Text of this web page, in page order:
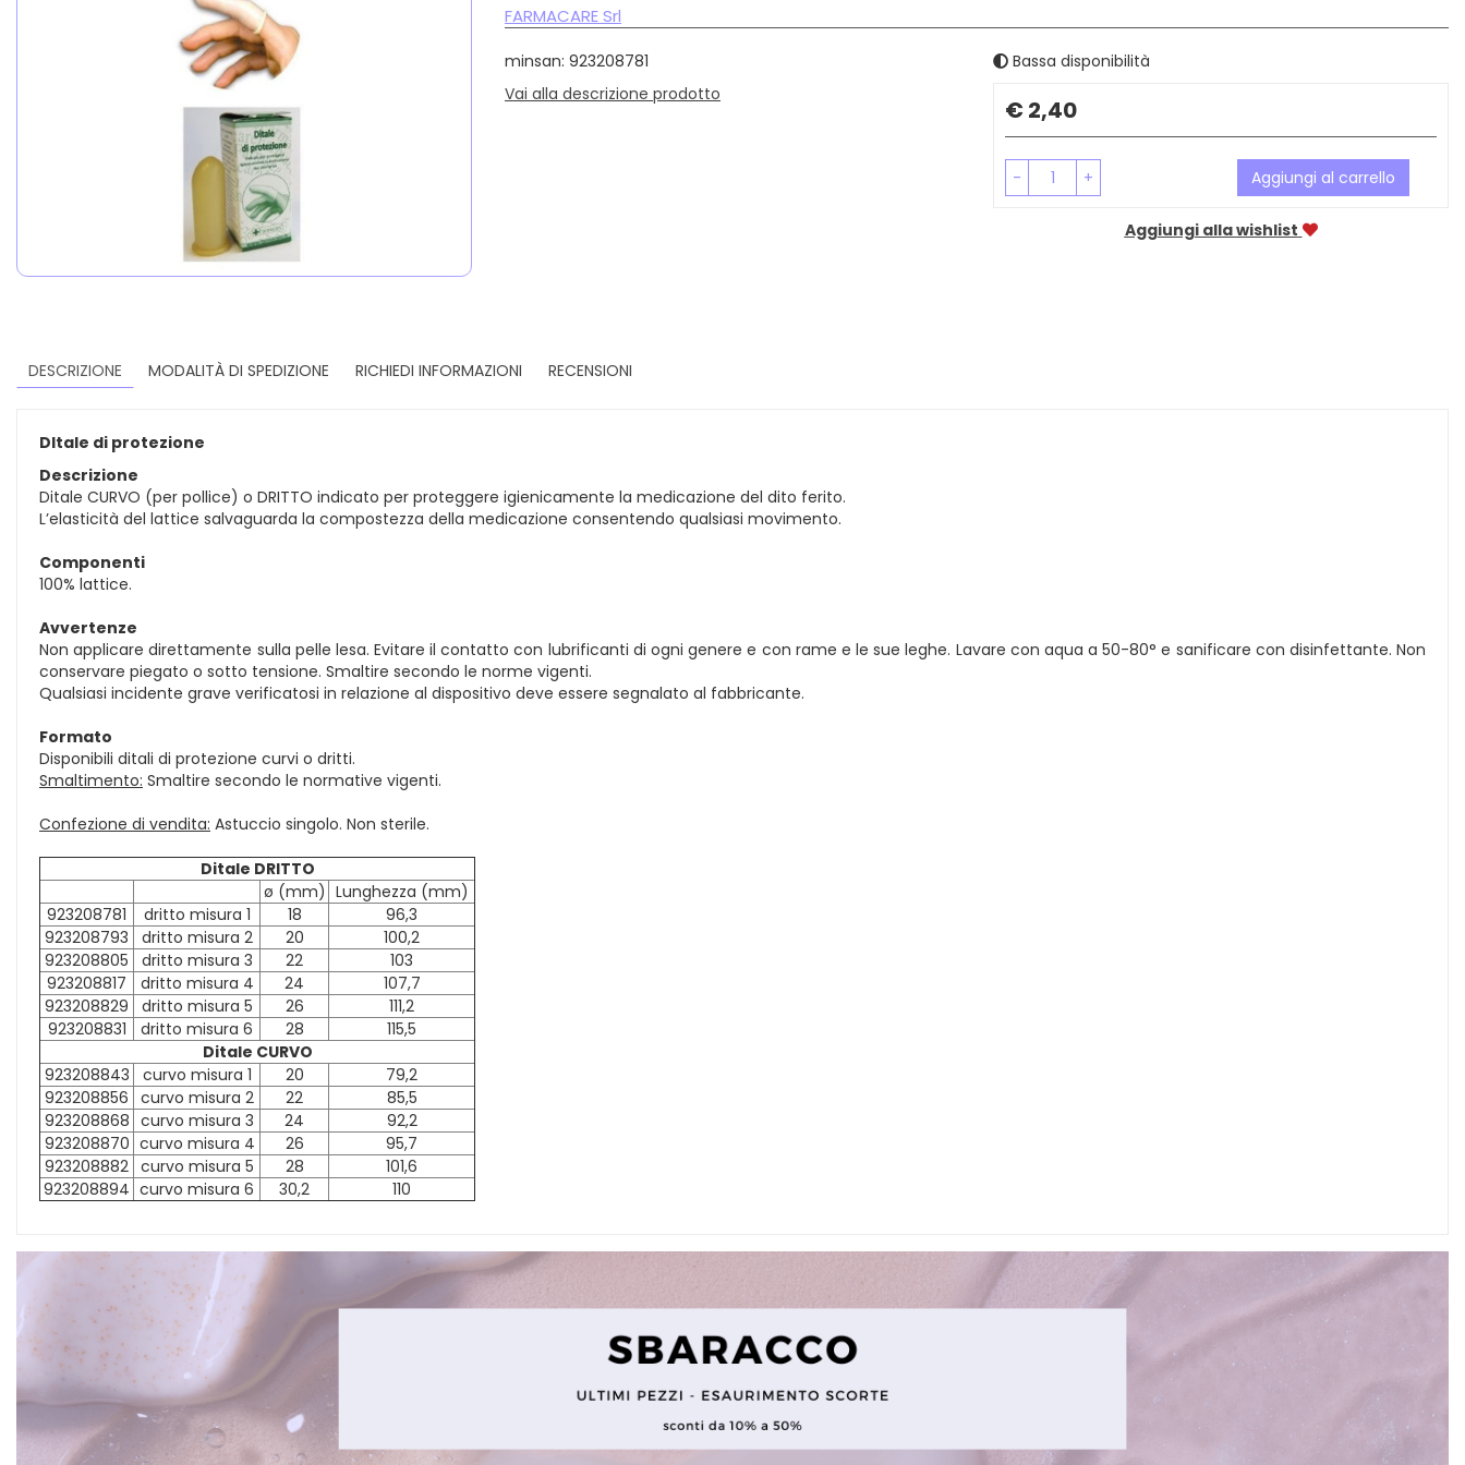
FARMACARE Srl
minsan: 923208781
Vai alla descrizione prodotto
Bassa disponibilità
Prezzo
€ 2,40
- + Aggiungi al carrello
Aggiungi alla wishlist
DESCRIZIONE MODALITÀ DI SPEDIZIONE RICHIEDI INFORMAZIONI RECENSIONI
DItale di protezione
Descrizione
Ditale CURVO (per pollice) o DRITTO indicato per proteggere igienicamente la medicazione del dito ferito.
L’elasticità del lattice salvaguarda la compostezza della medicazione consentendo qualsiasi movimento.
Componenti
100% lattice.
Avvertenze
Non applicare direttamente sulla pelle lesa. Evitare il contatto con lubrificanti di ogni genere e con rame e le sue leghe. Lavare con aqua a 50-80° e sanificare con disinfettante. Non
conservare piegato o sotto tensione. Smaltire secondo le norme vigenti.
Qualsiasi incidente grave verificatosi in relazione al dispositivo deve essere segnalato al fabbricante.
Formato
Disponibili ditali di protezione curvi o dritti.
Smaltimento: Smaltire secondo le normative vigenti.
Confezione di vendita: Astuccio singolo. Non sterile.
Ditale DRITTO
ø (mm) Lunghezza (mm)
923208781
dritto misura 1 18
96,3
923208793
dritto misura 2 20
100,2
923208805
dritto misura 3 22
103
923208817
dritto misura 4 24
107,7
923208829
dritto misura 5 26
111,2
923208831
dritto misura 6 28
115,5
Ditale CURVO
923208843
curvo misura 1 20
79,2
923208856 curvo misura 2 22
85,5
923208868 curvo misura 3 24
92,2
923208870 curvo misura 4 26
95,7
923208882 curvo misura 5 28
101,6
923208894 curvo misura 6 30,2 110